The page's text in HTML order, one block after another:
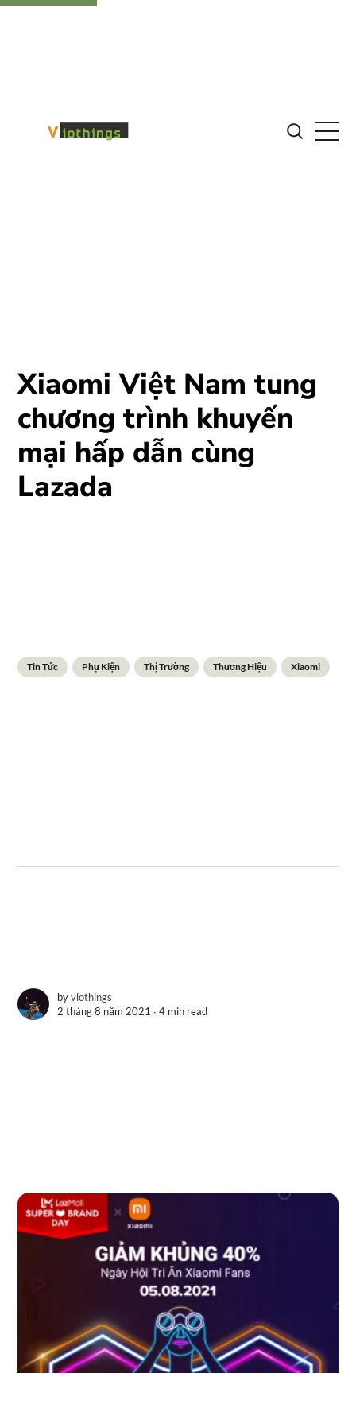
Xiaomi Việt Nam tung
chương trình khuyến
mại hấp dẫn cùng
Lazada
Tin Tức Phụ Kiện Thị Trường Thương Hiệu Xiaomi
byviothings
2 tháng 8 năm 2021 ∙4 min read